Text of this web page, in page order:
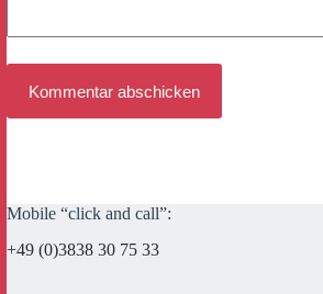
Kommentar abschicken
Mobile “click and call”:
+49 (0)3838 30 75 33